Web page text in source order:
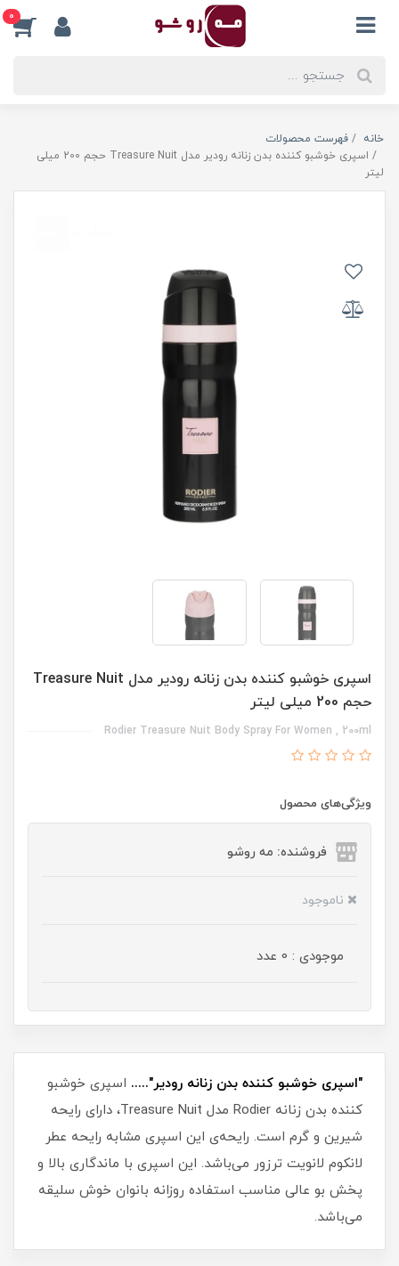
0
خانه
فهرست محصولات
اسپری خوشبو کننده بدن زنانه رودیر مدل Treasure Nuit حجم 200 میلی
لیتر
اسپری خوشبو کننده بدن زنانه رودیر مدل Treasure Nuit
حجم 200 میلی لیتر
Rodier Treasure Nuit Body Spray For Women , 200ml
ویژگی‌های محصول
فروشنده: مه رو‌شو
ناموجود
موجودی : 0 عدد
"اسپری خوشبو کننده بدن زنانه رودیر"..... اسپری خوشبو
کننده بدن زنانه Rodier مدل Treasure Nuit، دارای رایحه
شیرین و گرم است. رایحه‌ی این اسپری مشابه رایحه عطر
لانکوم لانویت ترزور می‌باشد. این اسپری با ماندگاری بالا و
پخش بو عالی مناسب استفاده روزانه بانوان خوش سلیقه
می‌باشد.